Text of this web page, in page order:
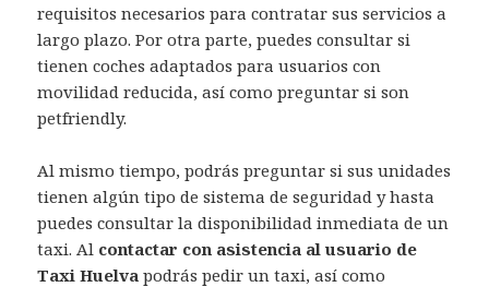
requisitos necesarios para contratar sus servicios a
largo plazo. Por otra parte, puedes consultar si
tienen coches adaptados para usuarios con
movilidad reducida, así como preguntar si son
petfriendly.
Al mismo tiempo, podrás preguntar si sus unidades
tienen algún tipo de sistema de seguridad y hasta
puedes consultar la disponibilidad inmediata de un
taxi. Al contactar con asistencia al usuario de
Taxi Huelva podrás pedir un taxi, así como